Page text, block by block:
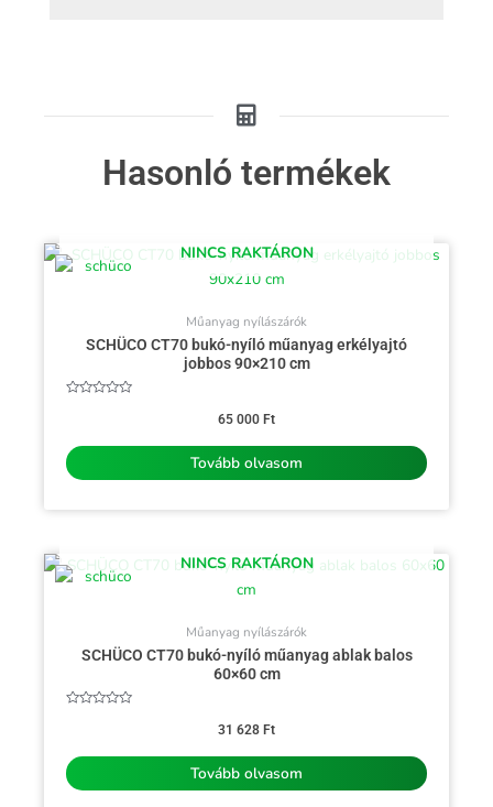
Hasonló termékek
NINCS RAKTÁRON
Műanyag nyílászárók
SCHÜCO CT70 bukó-nyíló műanyag erkélyajtó
jobbos 90×210 cm
65 000 Ft
Tovább olvasom
NINCS RAKTÁRON
Műanyag nyílászárók
SCHÜCO CT70 bukó-nyíló műanyag ablak balos
60×60 cm
31 628 Ft
Tovább olvasom